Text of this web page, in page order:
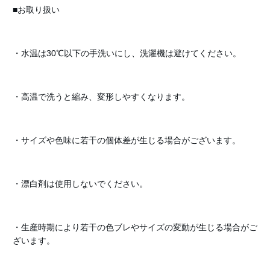
■お取り扱い
・水温は30℃以下の手洗いにし、洗濯機は避けてください。
・高温で洗うと縮み、変形しやすくなります。
・サイズや色味に若干の個体差が生じる場合がございます。
・漂白剤は使用しないでください。
・生産時期により若干の色ブレやサイズの変動が生じる場合がご
ざいます。